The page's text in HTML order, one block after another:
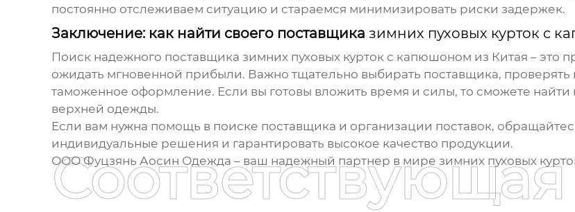
постоянно отслеживаем ситуацию и стараемся минимизировать риски задержек.
Заключение: как найти своего поставщика зимних пуховых курток с
Поиск надежного поставщика зимних пуховых курток с капюшоном из Китая – это
ожидать мгновенной прибыли. Важно тщательно выбирать поставщика, проверять
таможенное оформление. Если вы готовы вложить время и силы, то сможете найти
верхней одежды.
Если вам нужна помощь в поиске поставщика и организации поставок,
индивидуальные решения и гарантировать высокое качество продукции.
ООО Фуцзянь Аосин Одежда – ваш надежный партнер в мире зимних пуховых
Соответствующая